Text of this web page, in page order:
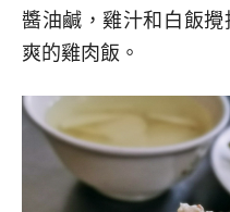
醬油鹹，雞汁和白飯
爽的雞肉飯。